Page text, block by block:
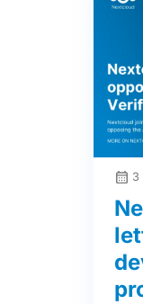
3